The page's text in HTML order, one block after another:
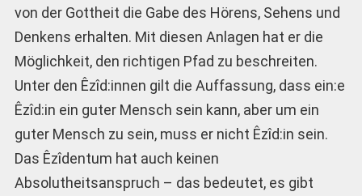
von der Gottheit die Gabe des Hörens, Sehens und
Denkens erhalten. Mit diesen Anlagen hat er die
Möglichkeit, den richtigen Pfad zu beschreiten.
Unter den Êzîd:innen gilt die Auffassung, dass ein:e
Êzîd:in ein guter Mensch sein kann, aber um ein
guter Mensch zu sein, muss er nicht Êzîd:in sein.
Das Êzîdentum hat auch keinen
Absolutheitsanspruch – das bedeutet, es gibt